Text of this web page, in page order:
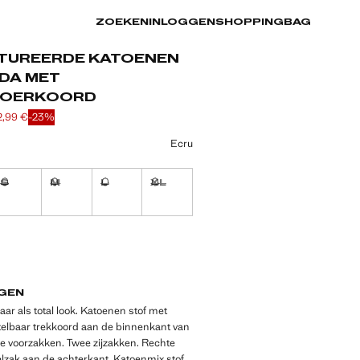
ZOEKEN INLOGGEN SHOPPINGBAG
KATOENEN
MET
prijs doorgehaald [29,99 € ]
[22,99 € ]
€-23%
Ecru
S
Ik wil hem!
M
Ik wil hem!
L
Ik wil hem!
XL
Ik wil hem!
als total look. Katoenen stof met
trekkoord aan de binnenkant van
voorzakken. Twee zijzakken. Rechte